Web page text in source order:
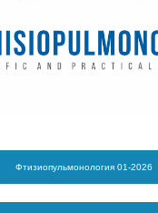
Фтизиопульмонология 01-2026